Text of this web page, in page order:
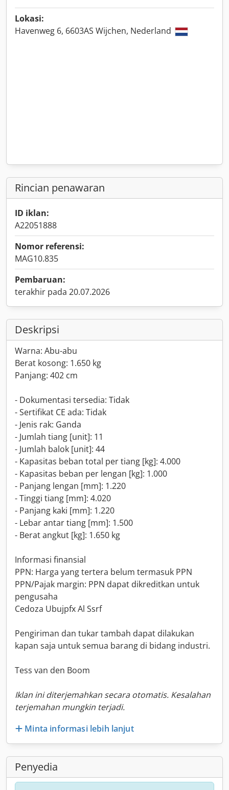
Lokasi:
Havenweg 6, 6603AS Wijchen, Nederland
Rincian penawaran
ID iklan:
A22051888
Nomor referensi:
MAG10.835
Pembaruan:
terakhir pada 20.07.2026
Deskripsi
Warna: Abu-abu
Berat kosong: 1.650 kg
Panjang: 402 cm
- Dokumentasi tersedia: Tidak
- Sertifikat CE ada: Tidak
- Jenis rak: Ganda
- Jumlah tiang [unit]: 11
- Jumlah balok [unit]: 44
- Kapasitas beban total per tiang [kg]: 4.000
- Kapasitas beban per lengan [kg]: 1.000
- Panjang lengan [mm]: 1.220
- Tinggi tiang [mm]: 4.020
- Panjang kaki [mm]: 1.220
- Lebar antar tiang [mm]: 1.500
- Berat angkut [kg]: 1.650 kg
Informasi finansial
PPN: Harga yang tertera belum termasuk PPN
PPN/Pajak margin: PPN dapat dikreditkan untuk
pengusaha
Cedoza Ubujpfx Al Ssrf
Pengiriman dan tukar tambah dapat dilakukan
kapan saja untuk semua barang di bidang industri.
Tess van den Boom
Iklan ini diterjemahkan secara otomatis. Kesalahan
terjemahan mungkin terjadi.
Minta informasi lebih lanjut
Penyedia